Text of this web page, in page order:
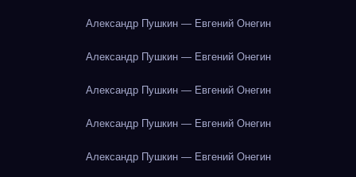
Александр Пушкин — Евгений Онегин
Александр Пушкин — Евгений Онегин
Александр Пушкин — Евгений Онегин
Александр Пушкин — Евгений Онегин
Александр Пушкин — Евгений Онегин